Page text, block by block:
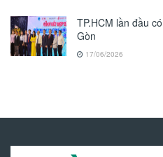
TP.HCM lần đầu
Gòn
17/06/2026